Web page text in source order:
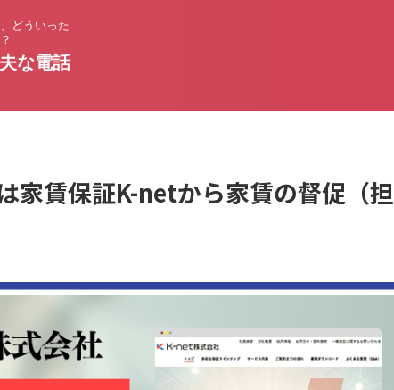
どういった
な電話
家賃保証K-netから家賃の督促（担